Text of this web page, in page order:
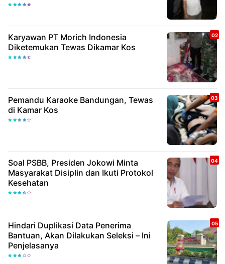
Karyawan PT Morich Indonesia
Diketemukan Tewas Dikamar Kos
Pemandu Karaoke Bandungan, Tewas
di Kamar Kos
Soal PSBB, Presiden Jokowi Minta
Masyarakat Disiplin dan Ikuti Protokol
Kesehatan
Hindari Duplikasi Data Penerima
Bantuan, Akan Dilakukan Seleksi – Ini
Penjelasanya